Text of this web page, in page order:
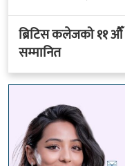
ब्रिटिस कलेजको ११ औँ
सम्मानित